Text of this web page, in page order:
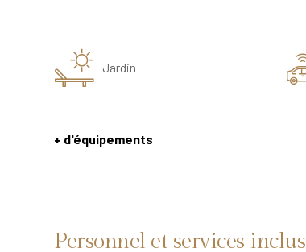
Jardin
+ d'équipements
Personnel et services inclus